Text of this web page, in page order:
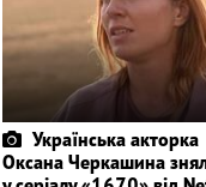
Українська акторка
Оксана Черкашина